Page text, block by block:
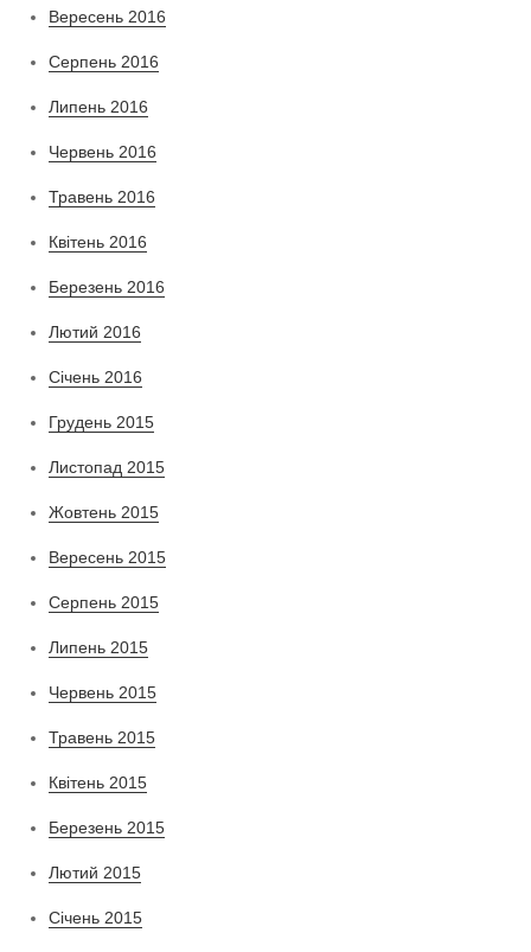
Вересень 2016
Серпень 2016
Липень 2016
Червень 2016
Травень 2016
Квітень 2016
Березень 2016
Лютий 2016
Січень 2016
Грудень 2015
Листопад 2015
Жовтень 2015
Вересень 2015
Серпень 2015
Липень 2015
Червень 2015
Травень 2015
Квітень 2015
Березень 2015
Лютий 2015
Січень 2015